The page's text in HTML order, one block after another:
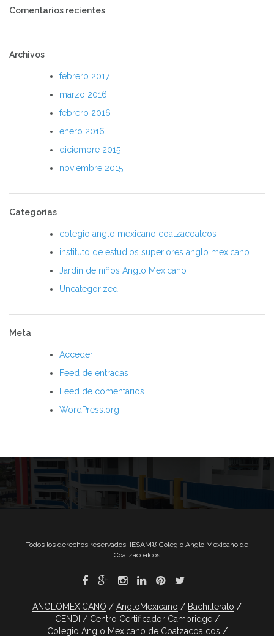
Comentarios recientes
Archivos
febrero 2017
marzo 2016
febrero 2016
enero 2016
diciembre 2015
noviembre 2015
Categorías
colegio anglo mexicano coatzacoalcos
instituto de estudios superiores anglo mexicano
Jardín de niños Anglo Mexicano
Uncategorized
Meta
Acceder
Feed de entradas
Feed de comentarios
WordPress.org
Todos los derechos reservados. IESAM® Colegio Anglo Mexicano de
Coatzacoalcos
ANGLOMEXICANO AngloMexicano
Bachillerato
CENDI
Centro Certificador Cambridge
Colegio Anglo Mexicano de Coatzacoalcos